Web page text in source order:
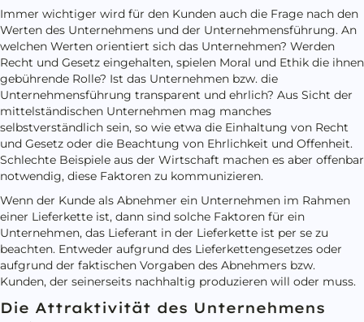
Immer wichtiger wird für den Kunden auch die Frage nach den
Werten des Unternehmens und der Unternehmensführung. An
welchen Werten orientiert sich das Unternehmen? Werden
Recht und Gesetz eingehalten, spielen Moral und Ethik die ihnen
gebührende Rolle? Ist das Unternehmen bzw. die
Unternehmensführung transparent und ehrlich? Aus Sicht der
mittelständischen Unternehmen mag manches
selbstverständlich sein, so wie etwa die Einhaltung von Recht
und Gesetz oder die Beachtung von Ehrlichkeit und Offenheit.
Schlechte Beispiele aus der Wirtschaft machen es aber offenbar
notwendig, diese Faktoren zu kommunizieren.
Wenn der Kunde als Abnehmer ein Unternehmen im Rahmen
einer Lieferkette ist, dann sind solche Faktoren für ein
Unternehmen, das Lieferant in der Lieferkette ist per se zu
beachten. Entweder aufgrund des Lieferkettengesetzes oder
aufgrund der faktischen Vorgaben des Abnehmers bzw.
Kunden, der seinerseits nachhaltig produzieren will oder muss.
Die Attraktivität des Unternehmens